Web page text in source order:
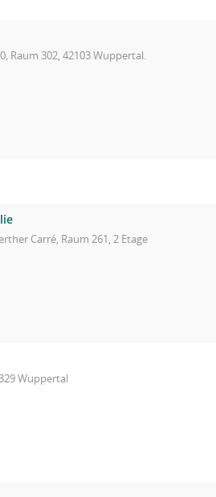
Raum 302, 42103 Wuppertal.
Carré, Raum 261, 2 Etage
Wuppertal